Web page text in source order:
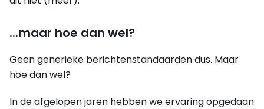
...maar hoe dan wel?
Geen generieke berichtenstandaarden dus. Maar
hoe dan wel?
In de afgelopen jaren hebben we ervaring opgedaan